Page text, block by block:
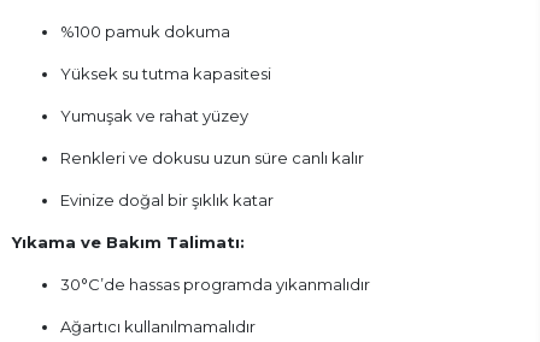
%100 pamuk dokuma
Yüksek su tutma kapasitesi
Yumuşak ve rahat yüzey
Renkleri ve dokusu uzun süre canlı kalır
Evinize doğal bir şıklık katar
Yıkama ve Bakım Talimatı:
30°C’de hassas programda yıkanmalıdır
Ağartıcı kullanılmamalıdır